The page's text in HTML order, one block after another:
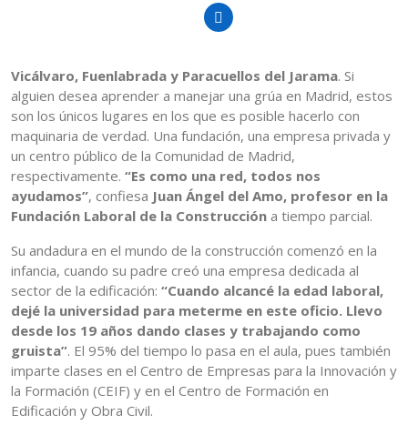
Vicálvaro, Fuenlabrada y Paracuellos del Jarama. Si
alguien desea aprender a manejar una grúa en Madrid, estos
son los únicos lugares en los que es posible hacerlo con
maquinaria de verdad. Una fundación, una empresa privada y
un centro público de la Comunidad de Madrid,
respectivamente. “Es como una red, todos nos
ayudamos”, confiesa Juan Ángel del Amo, profesor en la
Fundación Laboral de la Construcción a tiempo parcial.
Su andadura en el mundo de la construcción comenzó en la
infancia, cuando su padre creó una empresa dedicada al
sector de la edificación: “Cuando alcancé la edad laboral,
dejé la universidad para meterme en este oficio. Llevo
desde los 19 años dando clases y trabajando como
gruista”. El 95% del tiempo lo pasa en el aula, pues también
imparte clases en el Centro de Empresas para la Innovación y
la Formación (CEIF) y en el Centro de Formación en
Edificación y Obra Civil.